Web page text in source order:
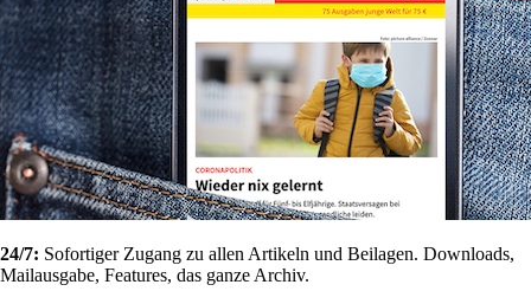
24/7: Sofortiger Zugang zu allen Artikeln und Beilagen. Downloads,
Mailausgabe, Features, das ganze Archiv.